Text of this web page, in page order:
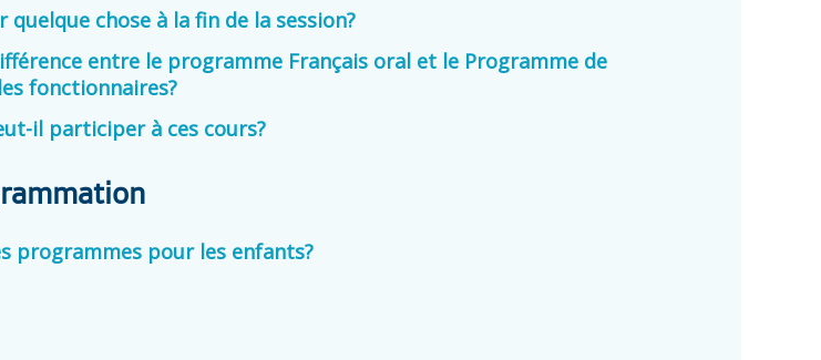
quelque chose à la fin de la session?
entre le programme Français oral et le Programme de
fonctionnaires?
il participer à ces cours?
programmes pour les enfants?